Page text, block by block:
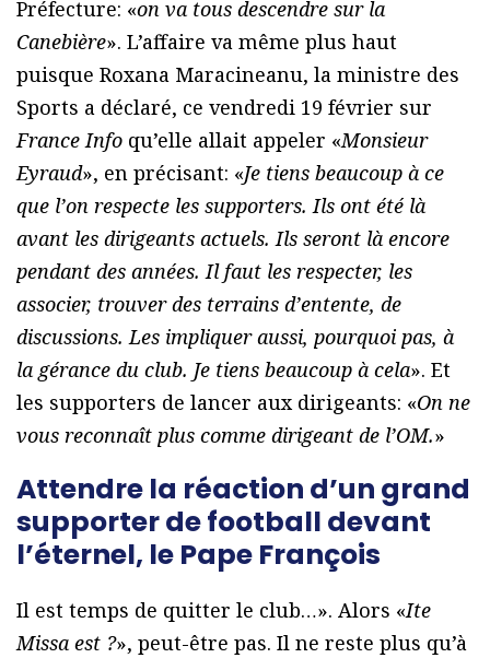
Préfecture: «on va tous descendre sur la
Canebière». L’affaire va même plus haut
puisque Roxana Maracineanu, la ministre des
Sports a déclaré, ce vendredi 19 février sur
France Info qu’elle allait appeler «Monsieur
Eyraud», en précisant: «Je tiens beaucoup à ce
que l’on respecte les supporters. Ils ont été là
avant les dirigeants actuels. Ils seront là encore
pendant des années. Il faut les respecter, les
associer, trouver des terrains d’entente, de
discussions. Les impliquer aussi, pourquoi pas, à
la gérance du club. Je tiens beaucoup à cela». Et
les supporters de lancer aux dirigeants: «On ne
vous reconnaît plus comme dirigeant de l’OM.»
Attendre la réaction d’un grand
supporter de football devant
l’éternel, le Pape François
Il est temps de quitter le club…». Alors «Ite
Missa est ?», peut-être pas. Il ne reste plus qu’à